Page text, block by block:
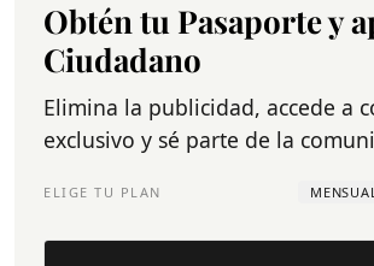
Obtén tu Pasaporte y
Ciudadano
Elimina la publicidad, accede a
exclusivo y sé parte de la
ELIGE TU PLAN